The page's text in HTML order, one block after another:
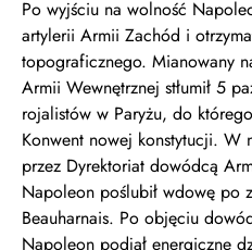
Po wyjściu na wolność
artylerii Armii Zachód i
topograficznego. Mianowany
Armii Wewnętrznej stłumił 5
rojalistów w Paryżu, do
Konwent nowej konstytucji. W
przez Dyrektoriat dowódcą
Napoleon poślubił wdowę po
Beauharnais. Po objęciu
Napoleon podjął energiczne